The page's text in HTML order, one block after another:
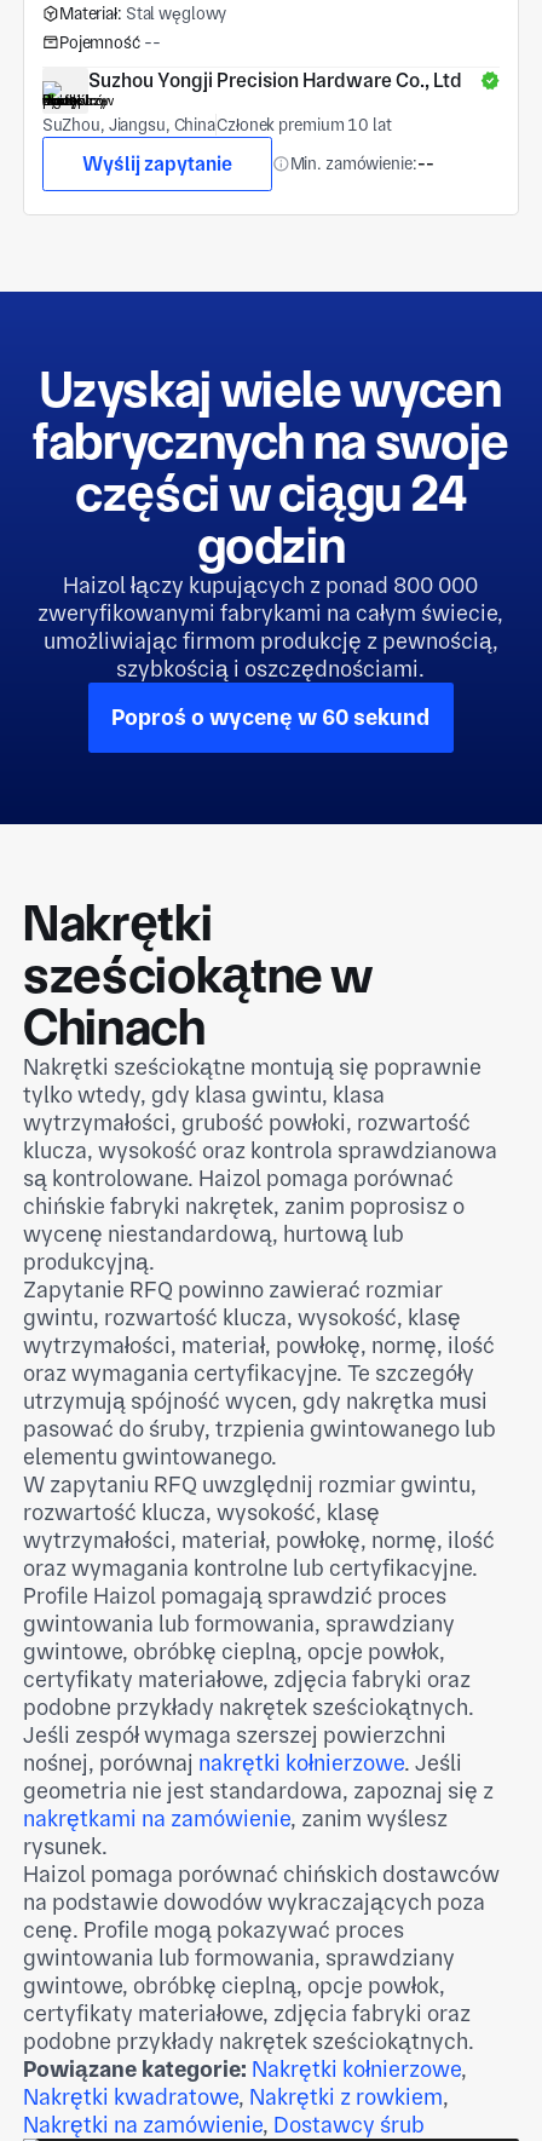
Materiał: Stal węglowy
Pojemność --
Suzhou Yongji Precision Hardware Co., Ltd
SuZhou, Jiangsu, ChinaCzłonek premium 10 lat
Wyślij zapytanie Min. zamówienie:--
Uzyskaj wiele wycen
fabrycznych na swoje
części w ciągu 24
godzin
Haizol łączy kupujących z ponad 800 000
zweryfikowanymi fabrykami na całym świecie,
umożliwiając firmom produkcję z pewnością,
szybkością i oszczędnościami.
Poproś o wycenę w 60 sekund
Nakrętki
sześciokątne w
Chinach
Nakrętki sześciokątne montują się poprawnie
tylko wtedy, gdy klasa gwintu, klasa
wytrzymałości, grubość powłoki, rozwartość
klucza, wysokość oraz kontrola sprawdzianowa
są kontrolowane. Haizol pomaga porównać
chińskie fabryki nakrętek, zanim poprosisz o
wycenę niestandardową, hurtową lub
produkcyjną.
Zapytanie RFQ powinno zawierać rozmiar
gwintu, rozwartość klucza, wysokość, klasę
wytrzymałości, materiał, powłokę, normę, ilość
oraz wymagania certyfikacyjne. Te szczegóły
utrzymują spójność wycen, gdy nakrętka musi
pasować do śruby, trzpienia gwintowanego lub
elementu gwintowanego.
W zapytaniu RFQ uwzględnij rozmiar gwintu,
rozwartość klucza, wysokość, klasę
wytrzymałości, materiał, powłokę, normę, ilość
oraz wymagania kontrolne lub certyfikacyjne.
Profile Haizol pomagają sprawdzić proces
gwintowania lub formowania, sprawdziany
gwintowe, obróbkę cieplną, opcje powłok,
certyfikaty materiałowe, zdjęcia fabryki oraz
podobne przykłady nakrętek sześciokątnych.
Jeśli zespół wymaga szerszej powierzchni
nośnej, porównaj nakrętki kołnierzowe. Jeśli
geometria nie jest standardowa, zapoznaj się z
nakrętkami na zamówienie, zanim wyślesz
rysunek.
Haizol pomaga porównać chińskich dostawców
na podstawie dowodów wykraczających poza
cenę. Profile mogą pokazywać proces
gwintowania lub formowania, sprawdziany
gwintowe, obróbkę cieplną, opcje powłok,
certyfikaty materiałowe, zdjęcia fabryki oraz
podobne przykłady nakrętek sześciokątnych.
Powiązane kategorie: Nakrętki kołnierzowe,
Nakrętki kwadratowe, Nakrętki z rowkiem,
Nakrętki na zamówienie, Dostawcy śrub